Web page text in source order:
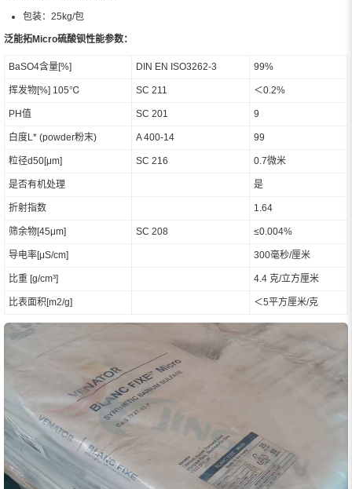
包装：25kg/包
泛能拓Micro硫酸钡性能参数：
BaSO4含量[%] DIN EN ISO3262-3 99%
挥发物[%] 105℃ SC 211 ＜0.2%
PH值 SC 201 9
白度L* (powder粉末) A 400-14 99
粒径d50[μm] SC 216 0.7微米
是否有机处理 是
折射指数 1.64
筛余物[45μm] SC 208 ≤0.004%
导电率[μS/cm] 300毫秒/厘米
比重 [g/cm³] 4.4 克/立方厘米
比表面积[m2/g] ＜5平方厘米/克